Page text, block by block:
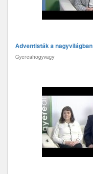
Adventisták a nagyvilágban
Gyereahogyvagy